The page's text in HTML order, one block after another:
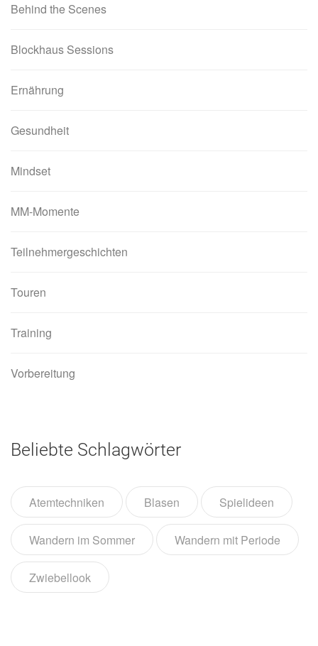
Behind the Scenes
Blockhaus Sessions
Ernährung
Gesundheit
Mindset
MM-Momente
Teilnehmergeschichten
Touren
Training
Vorbereitung
Beliebte Schlagwörter
Atemtechniken Blasen Spielideen
Wandern im Sommer Wandern mit Periode
Zwiebellook